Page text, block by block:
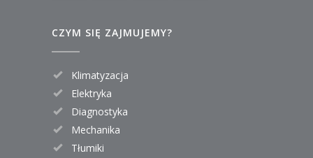
CZYM SIĘ ZAJMUJEMY?
Klimatyzacja
Elektryka
Diagnostyka
Mechanika
Tłumiki